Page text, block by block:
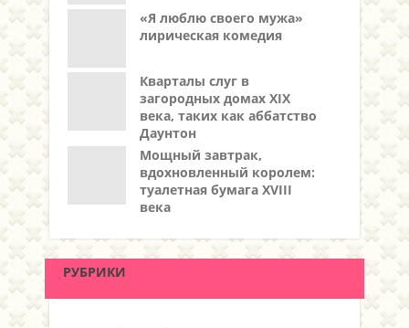
«Я люблю своего мужа»
лирическая комедия
Кварталы слуг в
загородных домах XIX
века, таких как аббатство
Даунтон
Мощный завтрак,
вдохновленный королем:
туалетная бумага XVIII
века
РУБРИКИ